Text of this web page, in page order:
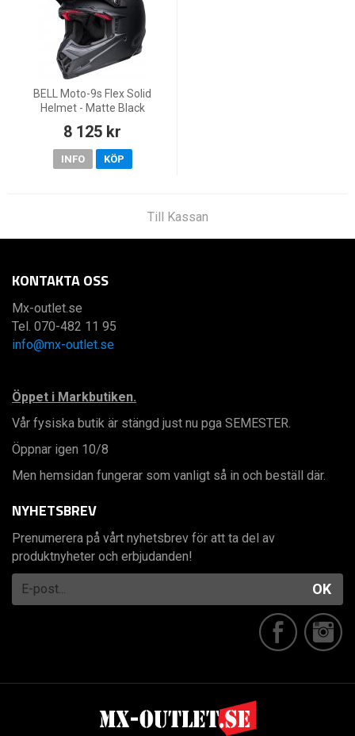
BELL Moto-9s Flex Solid
Helmet - Matte Black
8 125 kr
INFO KÖP
Till Kassan
KONTAKTA OSS
Mx-outlet.se
Tel. 070-482 11 95
info@mx-outlet.se
Öppet i Markbutiken.
Vår fysiska butik är stängd just nu pga SEMESTER.
Öppnar igen 10/8
Men hemsidan fungerar som vanligt så in och beställ där.
NYHETSBREV
Prenumerera på vårt nyhetsbrev för att ta del av
produktnyheter och erbjudanden!
OK